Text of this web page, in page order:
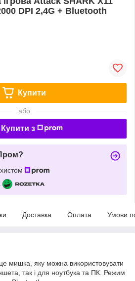
DPI 2,4G + Bluetooth
Купити
або
Купити з
Доставка Оплата Умови
мишка, яку можна використовувати
так і для ноутбука та ПК. Режим